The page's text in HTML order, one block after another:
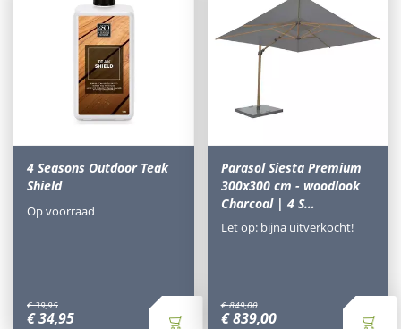
4 Seasons Outdoor Teak
Shield
€ 39,95
€34,95
Op voorraad
Parasol Siesta Premium
300x300 cm - woodlook
Charcoal | 4 S…
€ 849,00
€ 839,00
Let op: bijna uitverkocht!